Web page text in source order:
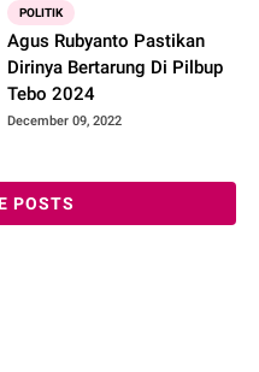
POLITIK
Agus Rubyanto Pastikan
Dirinya Bertarung Di Pilbup
Tebo 2024
December 09, 2022
POSTS